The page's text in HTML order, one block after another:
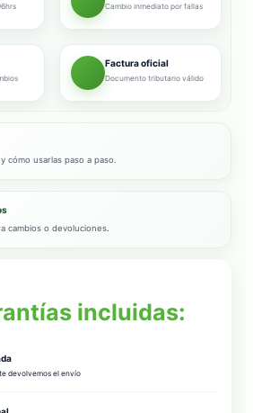
Cambio inmediato por fallas
Factura oficial
Documento tributario válido
cómo usarlas paso a paso.
cambios o devoluciones.
incluidas:
devolvemos el envío